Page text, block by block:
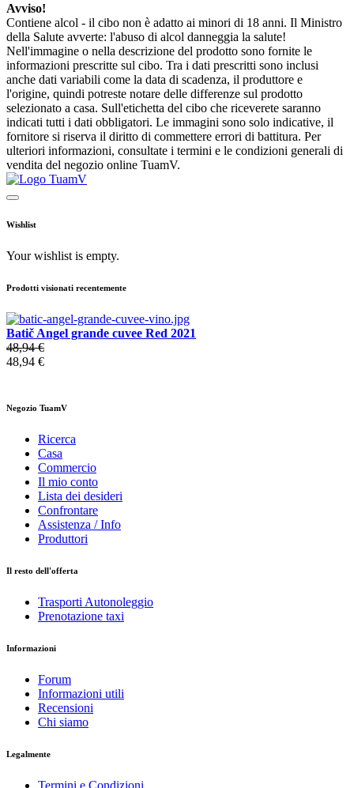
Avviso!
Contiene alcol - il cibo non è adatto ai minori di 18 anni. Il Ministro
della Salute avverte: l'abuso di alcol danneggia la salute!
Nell'immagine o nella descrizione del prodotto sono fornite le
informazioni prescritte sul cibo. Tra i dati prescritti sono inclusi
anche dati variabili come la data di scadenza, il produttore e
l'origine, quindi potreste notare delle differenze sul prodotto
selezionato a casa. Sull'etichetta del cibo che riceverete saranno
indicati tutti i dati obbligatori. Le immagini sono solo indicative, il
fornitore si riserva il diritto di commettere errori di battitura. Per
ulteriori informazioni, consultate i termini e le condizioni generali di
vendita del negozio online TuamV.
Wishlist
Your wishlist is empty.
Prodotti visionati recentemente
Batič Angel grande cuvee Red 2021
48,94 €
48,94 €
Negozio TuamV
Ricerca
Casa
Commercio
Il mio conto
Lista dei desideri
Confrontare
Assistenza / Info
Produttori
Il resto dell'offerta
Trasporti Autonoleggio
Prenotazione taxi
Informazioni
Forum
Informazioni utili
Recensioni
Chi siamo
Legalmente